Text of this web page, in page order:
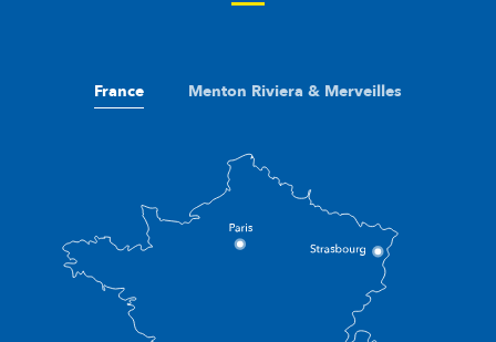
France Menton Riviera & Merveilles